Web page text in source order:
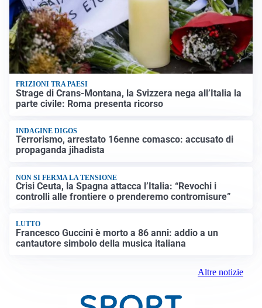
FRIZIONI TRA PAESI
Strage di Crans-Montana, la Svizzera nega all’Italia la
parte civile: Roma presenta ricorso
INDAGINE DIGOS
Terrorismo, arrestato 16enne comasco: accusato di
propaganda jihadista
NON SI FERMA LA TENSIONE
Crisi Ceuta, la Spagna attacca l’Italia: “Revochi i
controlli alle frontiere o prenderemo contromisure”
LUTTO
Francesco Guccini è morto a 86 anni: addio a un
cantautore simbolo della musica italiana
Altre notizie